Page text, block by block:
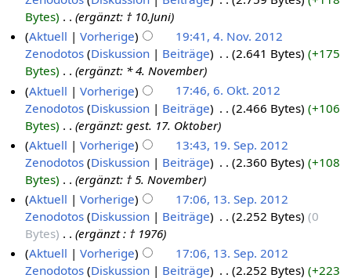
Bytes
ergänzt: † 10.Juni
Aktuell
Vorherige
19:41, 4. Nov. 2012
Zenodotos Diskussion Beiträge 2.641 Bytes
+175
Bytes
ergänzt: * 4. November
Aktuell
Vorherige
17:46, 6. Okt. 2012
Zenodotos Diskussion Beiträge 2.466 Bytes
+106
Bytes
ergänzt: gest. 17. Oktober
Aktuell
Vorherige
13:43, 19. Sep. 2012
Zenodotos Diskussion Beiträge 2.360 Bytes
+108
Bytes
ergänzt: † 5. November
Aktuell
Vorherige
17:06, 13. Sep. 2012
Zenodotos Diskussion Beiträge 2.252 Bytes
0
Bytes
ergänzt : † 1976
Aktuell
Vorherige
17:06, 13. Sep. 2012
Zenodotos Diskussion Beiträge 2.252 Bytes
+223